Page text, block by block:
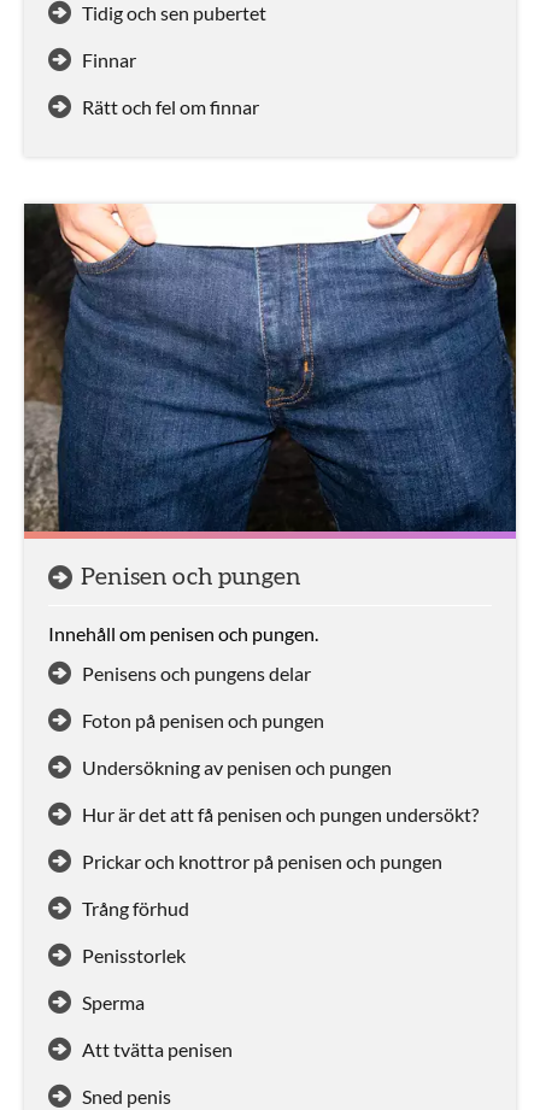
Tidig och sen pubertet
Finnar
Rätt och fel om finnar
Penisen och pungen
Innehåll om penisen och pungen.
Penisens och pungens delar
Foton på penisen och pungen
Undersökning av penisen och pungen
Hur är det att få penisen och pungen undersökt?
Prickar och knottror på penisen och pungen
Trång förhud
Penisstorlek
Sperma
Att tvätta penisen
Sned penis